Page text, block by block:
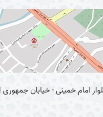
امام خمینی - خیابان جمهوری